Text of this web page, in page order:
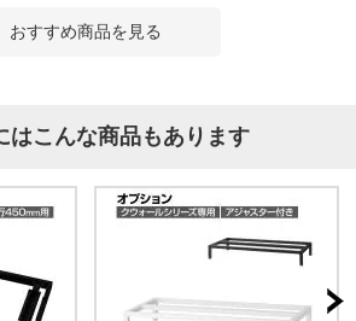
おすすめ商品を見る
はこんな商品もあります